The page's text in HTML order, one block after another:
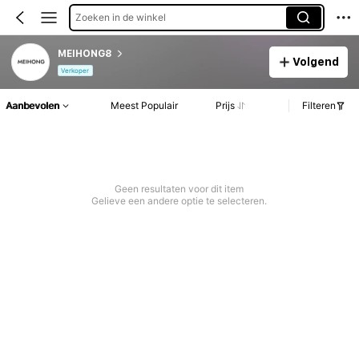
Zoeken in de winkel
MEIHONG8
Verkoper
Volgend
Aanbevolen Meest Populair Prijs Filteren
Geen resultaten voor dit item
Gelieve een andere optie te selecteren.